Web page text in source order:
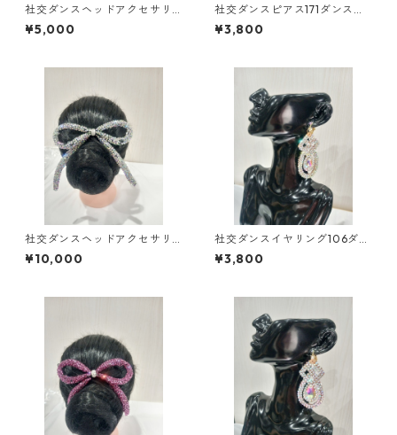
社交ダンスヘッドアクセサリ
ーＨＡ－７５レッドダンスア
クセサリーベリーダンスブラ
¥5,000
社交ダンスピアス171ダンスア
クセサリーベリーダンスブラ
イダルアクセサリー
¥3,800
社交ダンスヘッドアクセサリ
ーHA-61大ダンスアクセサリー
ベリーダンスブライダルアク
¥10,000
社交ダンスイヤリング106ダン
スアクセサリーベリーダンス
ブライダルアクセサリー
¥3,800